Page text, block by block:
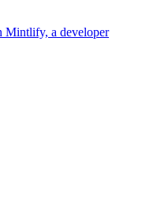
Mintlify, a developer